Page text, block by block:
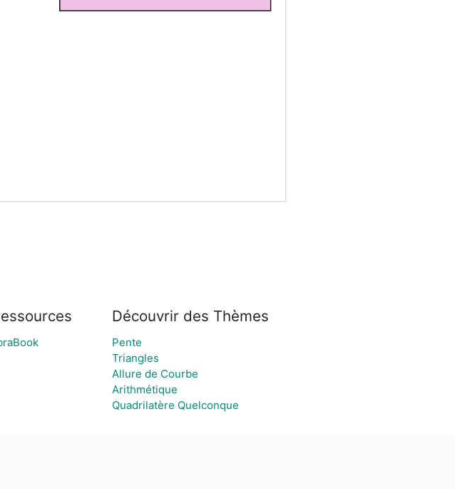
Découvrir des Thèmes
Pente
Triangles
Allure de Courbe
Arithmétique
Quadrilatère Quelconque